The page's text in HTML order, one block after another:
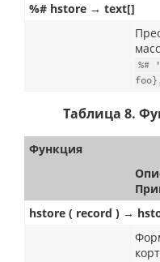
%# hstore → text[]
%#
Таблица 8.
Функция
hstore ( record ) →